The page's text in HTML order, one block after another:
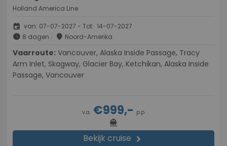
Holland America Line
event van: 07-07-2027 - Tot: 14-07-2027
schedule 8 dagen place Noord-Amerika
Vaarroute:
Arm Inlet, Skagway, Glacier Bay, Ketchikan, Alaska Inside
Passage, Vancouver
v.a.€999,- p.p.
directions_boat
Bekijk cruise chevron_right